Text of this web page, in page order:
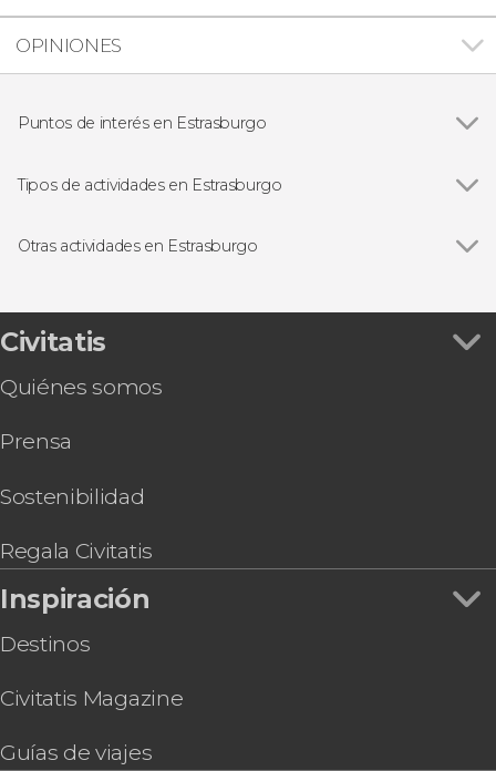
OPINIONES
Puntos de interés en Estrasburgo
Tipos de actividades en Estrasburgo
Free tours en Estrasburgo
Otras actividades en Estrasburgo
Tour gastronómico por Estrasburgo
Visita guiada por Estrasburgo y su catedral
Civitatis
Quiénes somos
Prensa
Sostenibilidad
Regala Civitatis
Inspiración
Destinos
Civitatis Magazine
Guías de viajes